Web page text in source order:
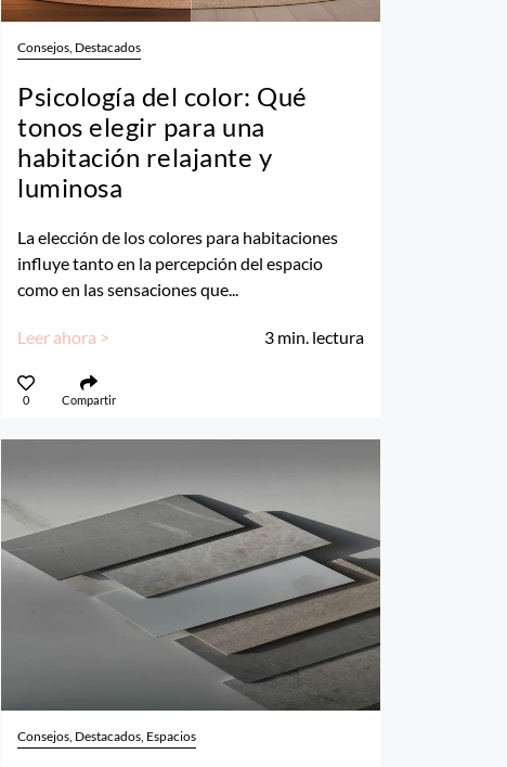
Consejos, Destacados
Psicología del color: Qué
tonos elegir para una
habitación relajante y
luminosa
La elección de los colores para habitaciones
influye tanto en la percepción del espacio
como en las sensaciones que...
Leer ahora > 3 min. lectura
0 Compartir
Consejos, Destacados, Espacios